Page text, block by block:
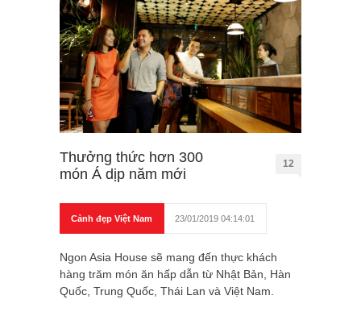
Thưởng thức hơn 300
món Á dịp năm mới
12
Cảnh đẹp Việt Nam 23/01/2019 04:14:01
Ngon Asia House sẽ mang đến thực khách
hàng trăm món ăn hấp dẫn từ Nhật Bản, Hàn
Quốc, Trung Quốc, Thái Lan và Việt Nam.